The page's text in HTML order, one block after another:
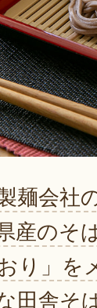
麺会社
産のそ
り」
田舎そ